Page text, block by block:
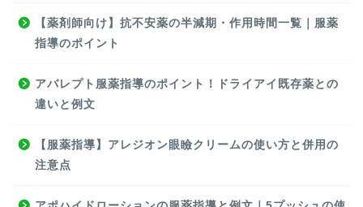
【薬剤師向け】抗不安薬の半減期・作用時間一覧｜服薬
指導のポイント
アバレプト服薬指導のポイント！ドライアイ既存薬との
違いと例文
【服薬指導】アレジオン眼瞼クリームの使い方と併用の
注意点